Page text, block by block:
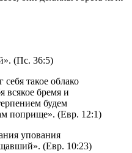
(Пс. 36:5)
такое облако
всякое бремя и
будем
поприще». (Евр. 12:1)
упования
(Евр. 10:23)